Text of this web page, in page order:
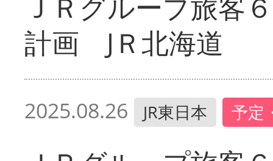
計画 JＲ北海道
2025.08.26 JR東日本 予定